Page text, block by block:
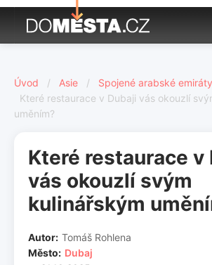
Úvod / Asie / Spojené arabské emiráty
Které restaurace v Dubaji vás okouzlí
uměním?
Které restaurace v
vás okouzlí svým
kulinářským
Autor: Tomáš Rohlena
Město: Dubaj